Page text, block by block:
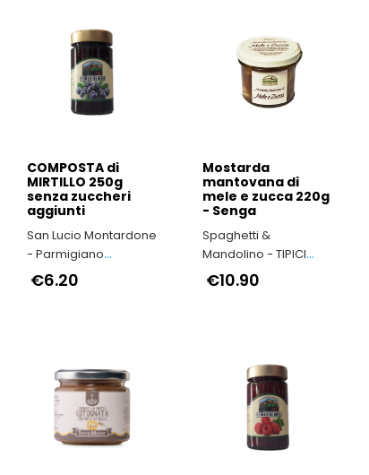
COMPOSTA di
MIRTILLO 250g
senza zuccheri
aggiunti
San Lucio Montardone
- Parmigiano
Reggiano di
€6.20
Mostarda
mantovana di
mele e zucca 220g
- Senga
Spaghetti &
Mandolino - TIPICI
ITALIANI
€10.90